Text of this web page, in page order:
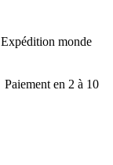
Expédition monde
Paiement en 2 à 10